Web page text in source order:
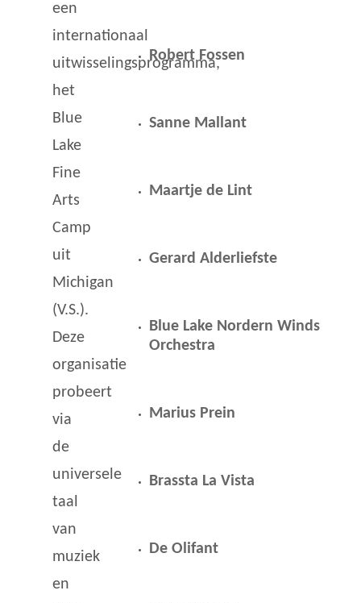
een
internationaal
uitwisselingsprogramma,
het
Blue
Lake
Fine
Arts
Camp
uit
Michigan
(V.S.).
Deze
organisatie
probeert
via
de
universele
taal
van
muziek
en
Robert Fossen
Sanne Mallant
Maartje de Lint
Gerard Alderliefste
Blue Lake Nordern Winds
Orchestra
Marius Prein
Brassta La Vista
De Olifant